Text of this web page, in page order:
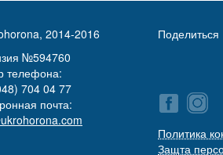
2014-2016
№594760
телефона:
704 04 77
почта:
Поделиться
Политика
Защта